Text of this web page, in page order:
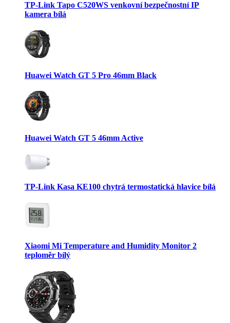
TP-Link Tapo C520WS venkovní bezpečnostní IP
kamera bílá
Huawei Watch GT 5 Pro 46mm Black
Huawei Watch GT 5 46mm Active
TP-Link Kasa KE100 chytrá termostatická hlavice bílá
Xiaomi Mi Temperature and Humidity Monitor 2
teploměr bílý